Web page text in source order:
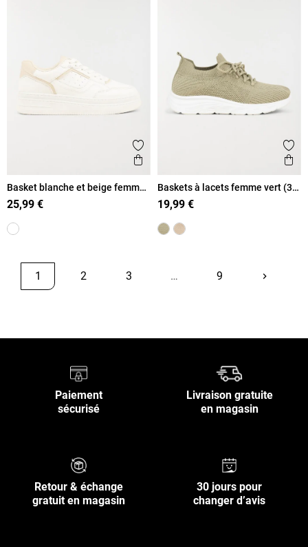
Ajouter aux favoris
Aperçu rapide
Basket blanche et beige femme
(36-41)
25,99 €
Baskets à lacets femme vert (36-
41)
19,99 €
1 2 3 … 9 keyboard_arrow_rightSuivant
Paiement
sécurisé
Livraison gratuite
en magasin
Retour & échange
gratuit en magasin
30 jours pour
changer d’avis